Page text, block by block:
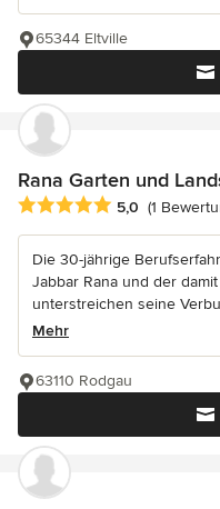
65344 Eltville
Rana Garten und
Durchschnittliche
5,0 (1
Die 30-jährige
Jabbar Rana und der
unterstreichen seine
Mehr
63110 Rodgau